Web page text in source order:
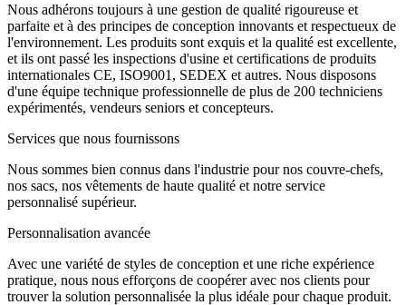
Nous adhérons toujours à une gestion de qualité rigoureuse et
parfaite et à des principes de conception innovants et respectueux de
l'environnement. Les produits sont exquis et la qualité est excellente,
et ils ont passé les inspections d'usine et certifications de produits
internationales CE, ISO9001, SEDEX et autres. Nous disposons
d'une équipe technique professionnelle de plus de 200 techniciens
expérimentés, vendeurs seniors et concepteurs.
Services que nous fournissons
Nous sommes bien connus dans l'industrie pour nos couvre-chefs,
nos sacs, nos vêtements de haute qualité et notre service
personnalisé supérieur.
Personnalisation avancée
Avec une variété de styles de conception et une riche expérience
pratique, nous nous efforçons de coopérer avec nos clients pour
trouver la solution personnalisée la plus idéale pour chaque produit.